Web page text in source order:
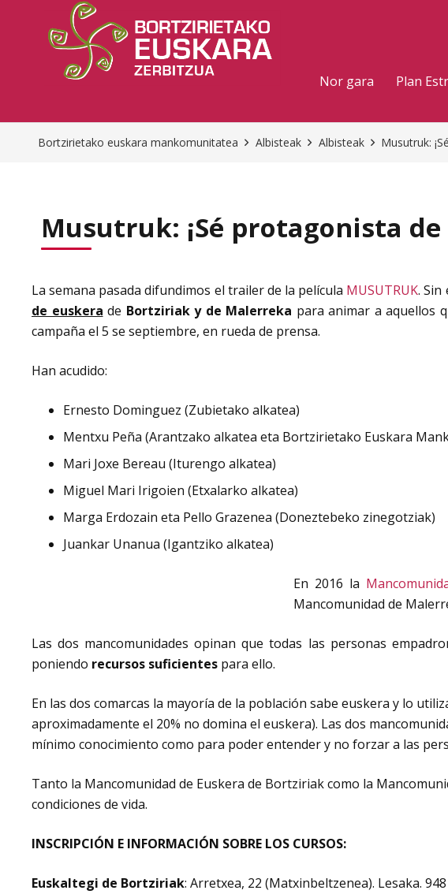
Nor gara Plan
Bortzirietako euskara mankomunitatea Albisteak Albisteak Musutruk:
Musutruk: ¡Sé protagonista
La semana pasada difundimos el trailer de la película MUSUTRUK.
de euskera de Bortziriak y de Malerreka para animar a aquellos
campaña el 5 se septiembre, en rueda de prensa.
Han acudido:
Ernesto Dominguez (Zubietako alkatea)
Mentxu Peña (Arantzako alkatea eta Bortzirietako Euskara
Mari Joxe Bereau (Iturengo alkatea)
Miguel Mari Irigoien (Etxalarko alkatea)
Marga Erdozain eta Pello Grazenea (Doneztebeko zinegotziak)
Juankar Unanua (Igantziko alkatea)
En 2016 la
Mancomunidad de
Las dos mancomunidades opinan que todas las personas
poniendo recursos suficientes para ello.
En las dos comarcas la mayoría de la población sabe euskera y lo
aproximadamente el 20% no domina el euskera). Las dos
mínimo conocimiento como para poder entender y no forzar a las
Tanto la Mancomunidad de Euskera de Bortziriak como la
condiciones de vida.
INSCRIPCIÓN E INFORMACIÓN SOBRE LOS CURSOS:
Euskaltegi de Bortziriak: Arretxea, 22 (Matxinbeltzenea). Lesaka.